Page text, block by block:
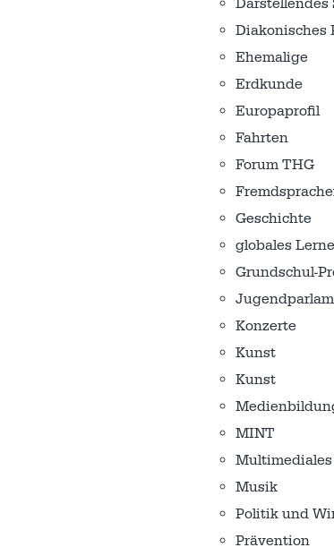
Darstellendes
Diakonisches
Ehemalige
Erdkunde
Europaprofil
Fahrten
Forum THG
Geschichte
globales
Grundschul-
Konzerte
Kunst
Kunst
MINT
Musik
Politik und
Prävention